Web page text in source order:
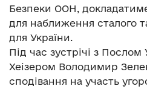
Безпеки ООН,
для наближення сталого
для України.
Під час зустрічі з
Хеізером Володимир
сподівання на участь